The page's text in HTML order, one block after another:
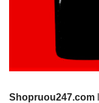
Shopruou247.com